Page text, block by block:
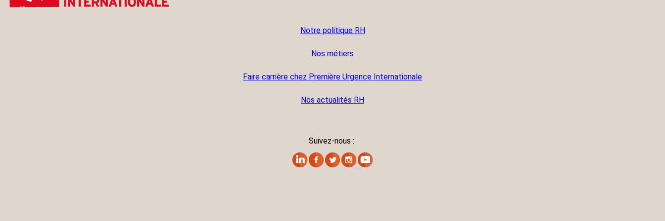
Notre politique RH
Nos métiers
Faire carrière chez Première Urgence Internationale
Nos actualités RH
Suivez-nous :